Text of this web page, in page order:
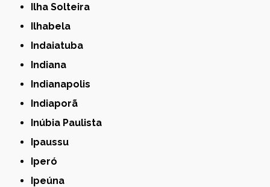
Ilha Solteira
Ilhabela
Indaiatuba
Indiana
Indianapolis
Indiaporã
Inúbia Paulista
Ipaussu
Iperó
Ipeúna